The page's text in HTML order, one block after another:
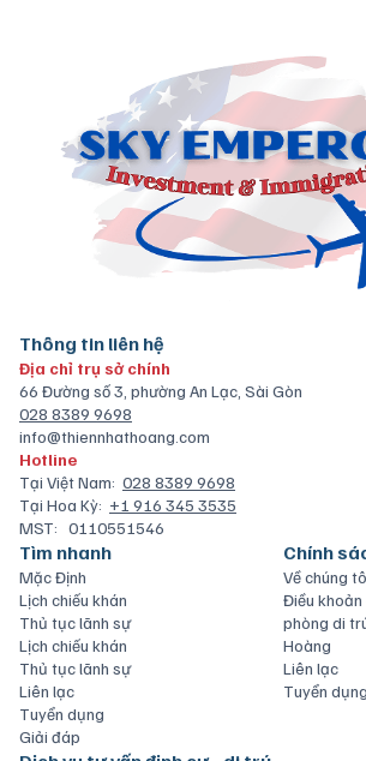
Thông tin liên hệ
Địa chỉ trụ sở chính
66 Đường số 3, phường An Lạc, Sài Gòn
028 8389 9698
info@thiennhathoang.com
Hotline
Tại Việt Nam: 028 8389 9698
Tại Hoa Kỳ: +1 916 345 3535
MST: 0110551546
Tìm nhanh
Mặc Định
Lịch chiếu khán
Thủ tục lãnh sự
Lịch chiếu khán
Thủ tục lãnh sự
Liên lạc
Tuyển dụng
Giải đáp
Chính
Về chúng
Điều
phòng di
Hoàng
Liên lạc
Tuyển dụng